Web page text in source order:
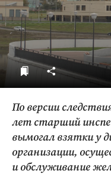
По версии
лет старший
вымогал взятки у
организации,
и обслуживание